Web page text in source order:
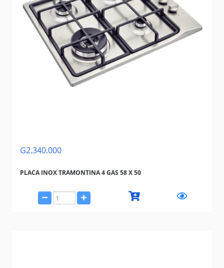
G2.340.000
PLACA INOX TRAMONTINA 4 GAS 58 X 50